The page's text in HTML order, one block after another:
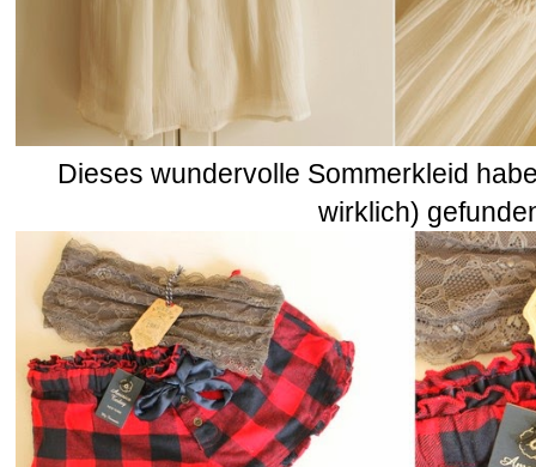
Dieses wundervolle Sommerkleid
wirklich)